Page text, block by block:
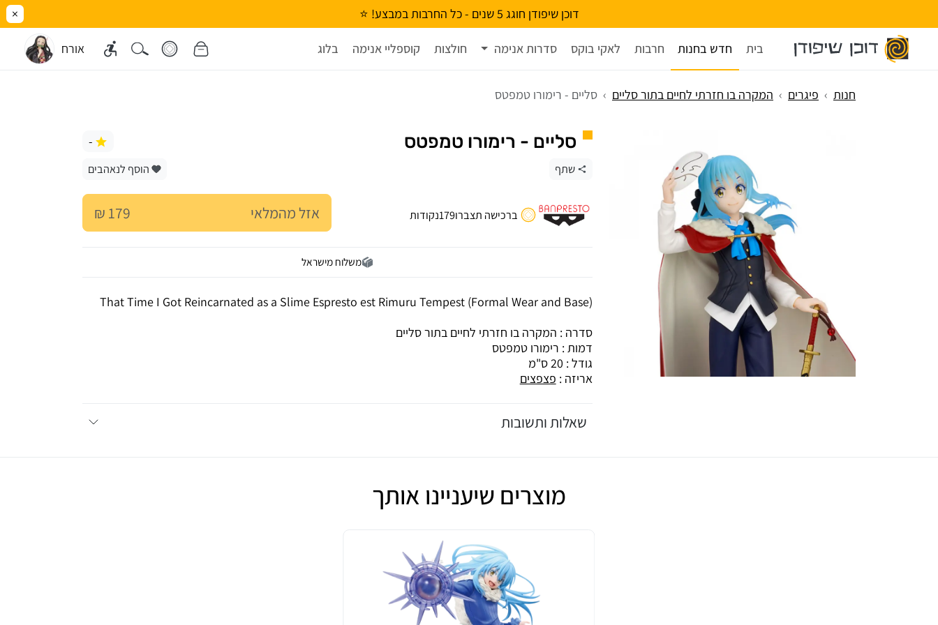
דוכן שיפודן חוגג 5 שנים - כל החרבות במבצע! ⭐ ×
בית חדש בחנות חרבות לאקי בוקס סדרות אנימה חולצות קוספליי אנימה בלוג אורח
חנות פיגרים המקרה בו חזרתי לחיים בתור סליים סליים - רימורו טמפטס
סליים - רימורו טמפטס -
שתף הוסף לנאהבים
אזל מהמלאי 179 ₪ ברכישה תצברו179נקודות
משלוח מישראל
That Time I Got Reincarnated as a Slime Espresto est Rimuru Tempest (Formal Wear and Base)
סדרה : המקרה בו חזרתי לחיים בתור סליים
דמות : רימורו טמפטס
גודל : 20 ס"מ
אריזה : פצפצים
שאלות ותשובות
מוצרים שיעניינו אותך